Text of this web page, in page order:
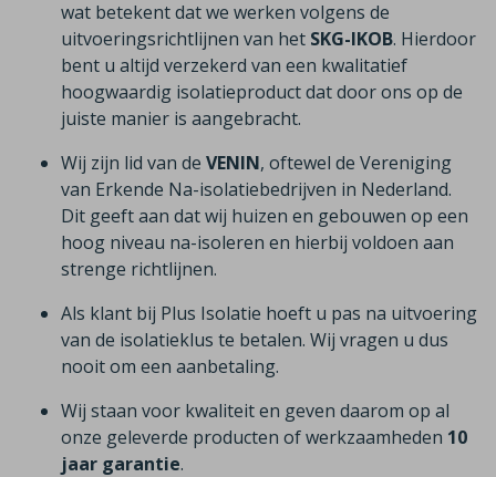
wat betekent dat we werken volgens de
uitvoeringsrichtlijnen van het SKG-IKOB. Hierdoor
bent u altijd verzekerd van een kwalitatief
hoogwaardig isolatieproduct dat door ons op de
juiste manier is aangebracht.
Wij zijn lid van de VENIN, oftewel de Vereniging
van Erkende Na-isolatiebedrijven in Nederland.
Dit geeft aan dat wij huizen en gebouwen op een
hoog niveau na-isoleren en hierbij voldoen aan
strenge richtlijnen.
Als klant bij Plus Isolatie hoeft u pas na uitvoering
van de isolatieklus te betalen. Wij vragen u dus
nooit om een aanbetaling.
Wij staan voor kwaliteit en geven daarom op al
onze geleverde producten of werkzaamheden 10
jaar garantie.